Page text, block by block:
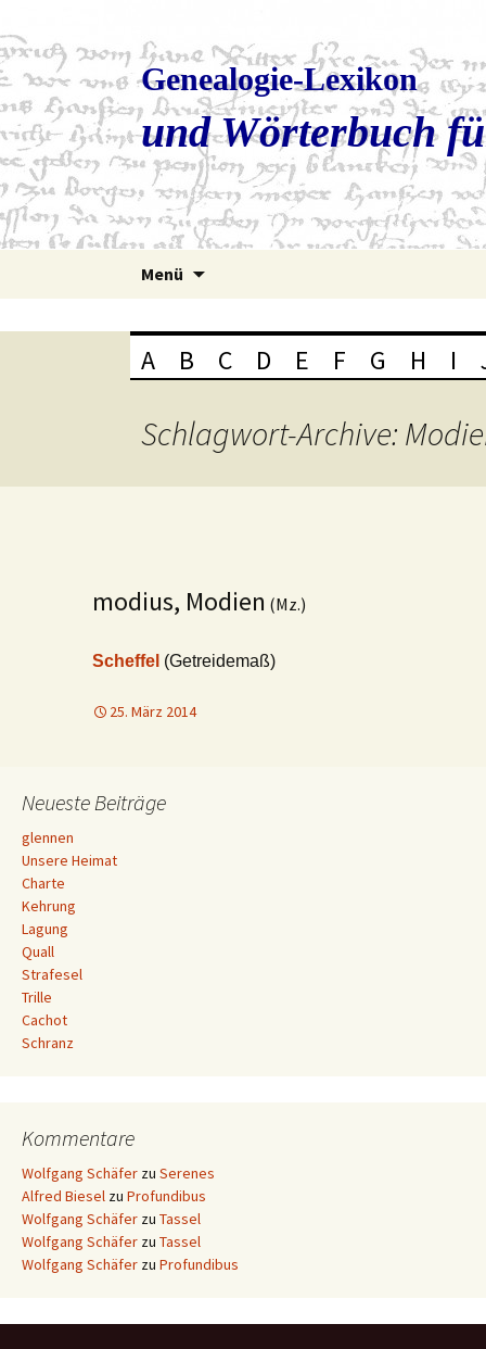
Genealogie-Lexikon
und Wörterbuch
Menü
A B C D E F G H I
Schlagwort-Archive:
modius, Modien (Mz.)
Scheffel (Getreidemaß)
25. März 2014
Neueste Beiträge
glennen
Unsere Heimat
Charte
Kehrung
Lagung
Quall
Strafesel
Trille
Cachot
Schranz
Kommentare
Wolfgang Schäfer zu Serenes
Alfred Biesel zu Profundibus
Wolfgang Schäfer zu Tassel
Wolfgang Schäfer zu Tassel
Wolfgang Schäfer zu Profundibus